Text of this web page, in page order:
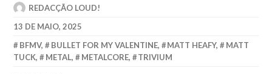
REDACÇÃO LOUD!
13 DE MAIO, 2025
BFMV, BULLET FOR MY VALENTINE, MATT HEAFY,
MATT
TUCK, METAL, METALCORE, TRIVIUM